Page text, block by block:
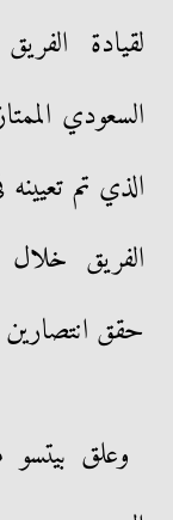
لقيادة
السعودي
الذي تم
الفريق خلال
حقق
وعلق بيتسو